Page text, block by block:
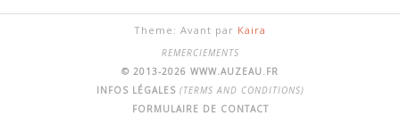
Theme: Avant par Kaira
REMERCIEMENTS
© 2013-2026 WWW.AUZEAU.FR
INFOS LÉGALES (TERMS AND CONDITIONS)
FORMULAIRE DE CONTACT